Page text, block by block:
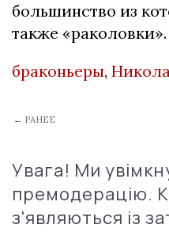
большинство из
также «раколовки».
браконьеры,
← РАНЕЕ
Увага! Ми
премодерацію.
з'являються із